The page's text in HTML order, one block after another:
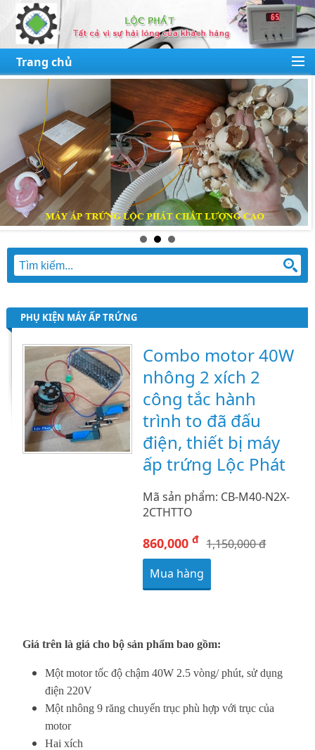
Trang chủ
PHỤ KIỆN MÁY ẤP TRỨNG
Combo motor 40W
nhông 2 xích 2
công tắc hành
trình to đã đấu
điện, thiết bị máy
ấp trứng Lộc Phát
Mã sản phẩm: CB-M40-N2X-
2CTHTTO
860,000đ 1,150,000 đ
Mua hàng
Giá trên là giá cho bộ sản phẩm bao gồm:
Một motor tốc độ chậm 40W 2.5 vòng/ phút, sử dụng
điện 220V
Một nhông 9 răng chuyển trục phù hợp với trục của
motor
Hai xích